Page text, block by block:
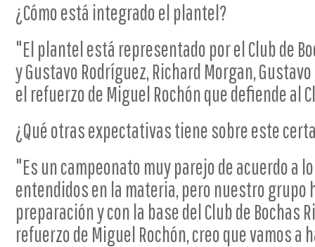
¿Cómo está integrado el plantel?
"El plantel está representado por el Club de
y Gustavo Rodríguez, Richard Morgan,
el refuerzo de Miguel Rochón que defiende al
¿Qué otras expectativas tiene sobre este
"Es un campeonato muy parejo de acuerdo a
entendidos en la materia, pero nuestro grupo
preparación y con la base del Club de Bochas
refuerzo de Miguel Rochón, creo que vamos a